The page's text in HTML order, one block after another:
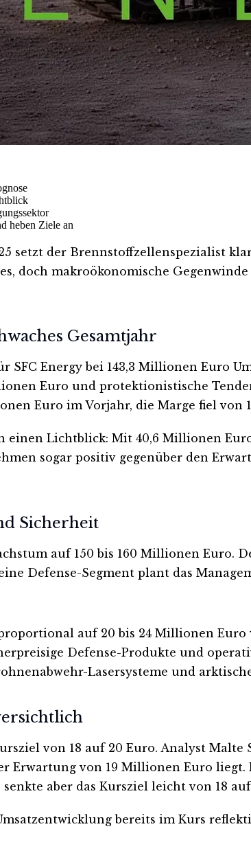
heben Ziele an
setzt der Brennstoffzellenspezialist
doch makroökonomische
Gesamtjahr
SFC Energy bei 143,3 Millionen Euro
Euro und protektionistische
Euro im Vorjahr, die Marge fiel von
Lichtblick: Mit 40,6 Millionen
sogar positiv gegenüber den
Sicherheit
auf 150 bis 160 Millionen
Defense-Segment plant das
auf 20 bis 24 Millionen Euro
Defense-Produkte und
Lasersysteme und
von 18 auf 20 Euro. Analyst
Erwartung von 19 Millionen Euro liegt.
aber das Kursziel leicht von 18 auf
bereits im Kurs